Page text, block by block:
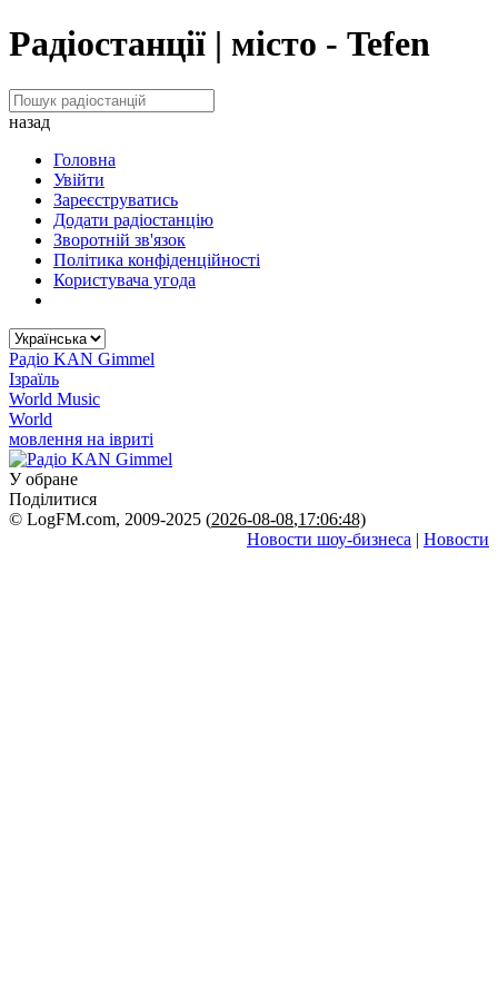
Радіостанції | місто - Tefen
назад
Головна
Увійти
Зареєструватись
Додати радіостанцію
Зворотній зв'язок
Політика конфіденційності
Користувача угода
Радіо KAN Gimmel
Ізраїль
World Music
World
мовлення на івриті
У обране
Поділитися
© LogFM.com, 2009-2025 (2026-08-08,17:06:48)
Новости шоу-бизнеса | Новости